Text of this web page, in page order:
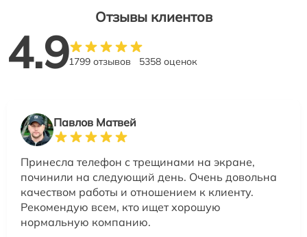
Отзывы клиентов
4.91799 отзывов 5358 оценок
Павлов Матвей
Принесла телефон с трещинами на экране,
починили на следующий день. Очень довольна
качеством работы и отношением к клиенту.
Рекомендую всем, кто ищет хорошую
нормальную компанию.